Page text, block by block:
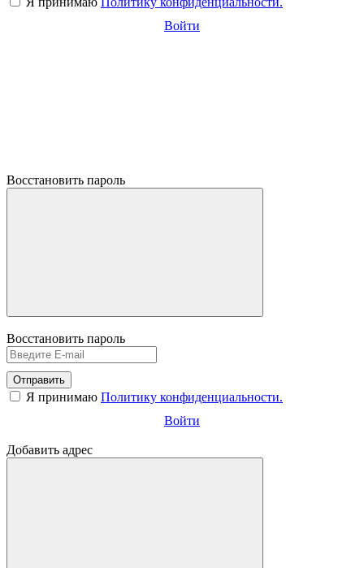
Войти
Восстановить пароль
Восстановить пароль
Отправить
Я принимаю Политику конфиденциальности.
Войти
Добавить адрес